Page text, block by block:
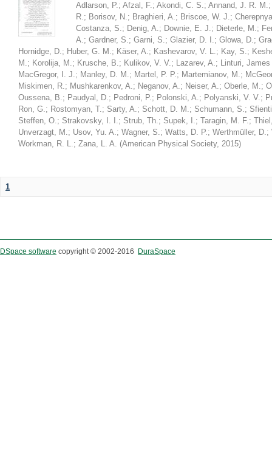
Adlarson, P.; Afzal, F.; Akondi, C. S.; Annand, J. R. M.;
R.; Borisov, N.; Braghieri, A.; Briscoe, W. J.;
Costanza, S.; Denig, A.; Downie, E. J.; Dieterle, M.;
A.; Gardner, S.; Garni, S.; Glazier, D. I.; Glowa, D.;
Hornidge, D.; Huber, G. M.; Käser, A.; Kashevarov, V. L.; Kay, S.;
M.; Korolija, M.; Krusche, B.; Kulikov, V. V.; Lazarev, A.; Linturi,
MacGregor, I. J.; Manley, D. M.; Martel, P. P.; Martemianov, M.;
Miskimen, R.; Mushkarenkov, A.; Neganov, A.; Neiser, A.; Oberle, M.;
Oussena, B.; Paudyal, D.; Pedroni, P.; Polonski, A.; Polyanski, V. V.;
Ron, G.; Rostomyan, T.; Sarty, A.; Schott, D. M.; Schumann, S.;
Steffen, O.; Strakovsky, I. I.; Strub, Th.; Supek, I.; Taragin, M. F.;
Unverzagt, M.; Usov, Yu. A.; Wagner, S.; Watts, D. P.; Werthmüller, D.;
Workman, R. L.; Zana, L. A. (American Physical Society, 2015)
1
DSpace software copyright © 2002-2016 DuraSpace